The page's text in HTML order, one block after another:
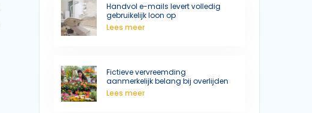
Handvol e-mails levert volledig
gebruikelijk loon op
Lees meer
Fictieve vervreemding
aanmerkelijk belang bij overlijden
Lees meer